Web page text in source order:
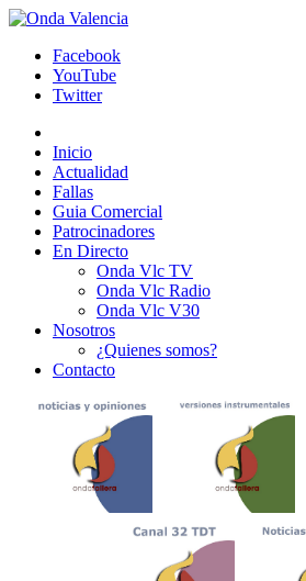
Facebook
YouTube
Twitter
Inicio
Actualidad
Fallas
Guia Comercial
Patrocinadores
En Directo
Onda Vlc TV
Onda Vlc Radio
Onda Vlc V30
Nosotros
¿Quienes somos?
Contacto